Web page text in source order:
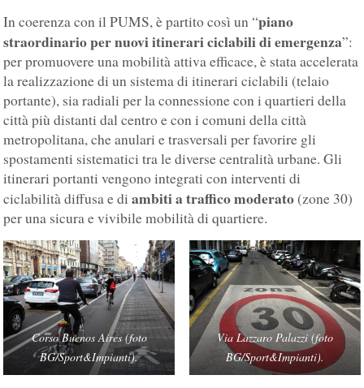
In coerenza con il PUMS, è partito così un “piano
straordinario per nuovi itinerari ciclabili di emergenza”:
per promuovere una mobilità attiva efficace, è stata accelerata
la realizzazione di un sistema di itinerari ciclabili (telaio
portante), sia radiali per la connessione con i quartieri della
città più distanti dal centro e con i comuni della città
metropolitana, che anulari e trasversali per favorire gli
spostamenti sistematici tra le diverse centralità urbane. Gli
itinerari portanti vengono integrati con interventi di
ciclabilità diffusa e diambiti a traffico moderato(zone 30)
per una sicura e vivibile mobilità di quartiere.
Corso Buenos Aires (foto
BG/Sport&Impianti).
Via Lazzaro Palazzi (foto
BG/Sport&Impianti).